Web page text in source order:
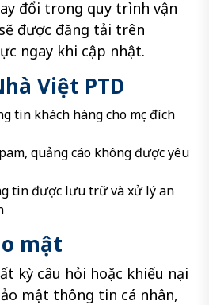
đổi trong quy trình vận
được đăng tải trên
ngay khi cập nhật.
Việt PTD
tin khách hàng cho mục đích
quảng cáo không được yêu
tin được lưu trữ và xử lý an
mật
kỳ câu hỏi hoặc khiếu nại
mật thông tin cá nhân,